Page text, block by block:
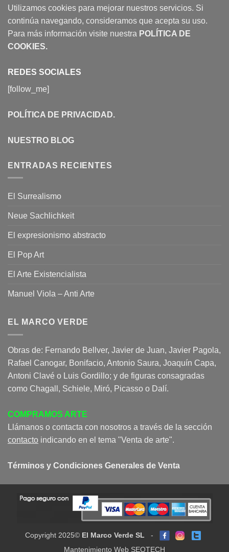
Utilizamos cookies para mejorar nuestros servicios. Si
continúa navegando, consideramos que acepta su uso.
Para más información visite nuestra POLÍTICA DE
COOKIES.
REDES SOCIALES
[follow_me]
POLÍTICA DE PRIVACIDAD.
NUESTRO BLOG
ENTRADAS RECIENTES
El Surrealismo
Neue Sachlichkeit
El expresionismo abstracto
El Pop Art
El Arte Existencialista
Manuel Viola – Anti Arte
EL MARCO VERDE
Obras de: Fernando Bellver, Javier de Juan, Javier Pagola,
Rafael Canogar, Bonifacio, Antonio Saura, Joaquín Capa,
Antoni Clavé o Luis Gordillo; y de figuras consagradas
como Chagall, Schiele, Miró, Picasso o Dalí.
COMPRAMOS ARTE
Llámanos o contacta con nosotros a través de la sección
contacto indicando en el tema "Venta de arte".
Términos y Condiciones Generales de Venta
Copyright 2025© El Marco Verde SL -
Mantenimiento Web SEOTECH